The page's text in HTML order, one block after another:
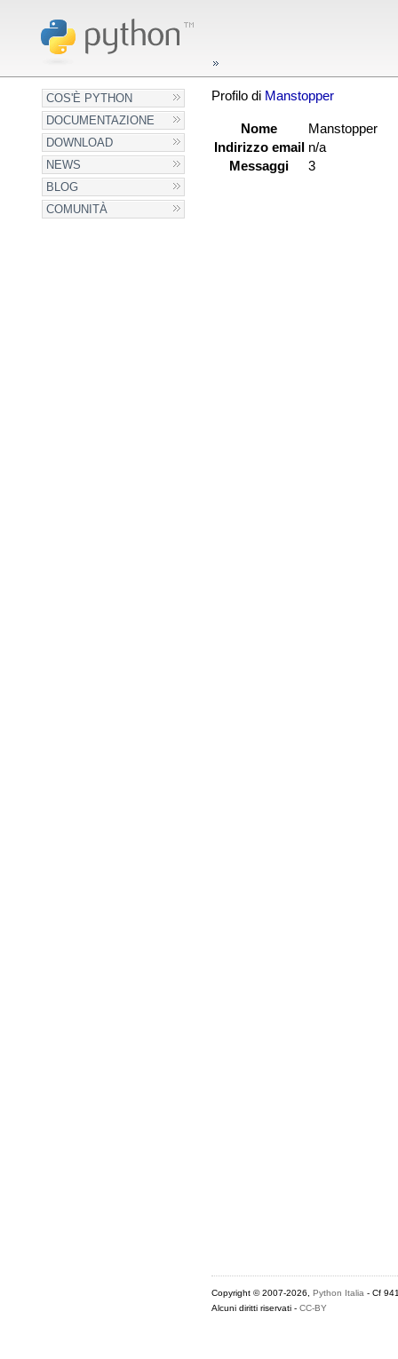
COS'È PYTHON
DOCUMENTAZIONE
DOWNLOAD
NEWS
BLOG
COMUNITÀ
Profilo di Manstopper
Nome
Manstopper
Indirizzo email n/a
Messaggi
3
Copyright © 2007-2026, Python Italia - Cf
Alcuni diritti riservati - CC-BY